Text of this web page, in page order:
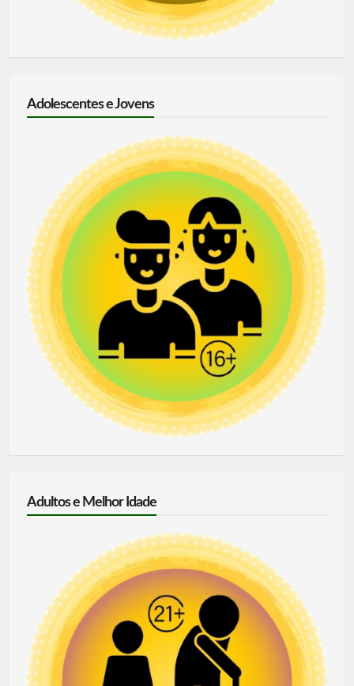
Adolescentes e Jovens
Adultos e Melhor Idade